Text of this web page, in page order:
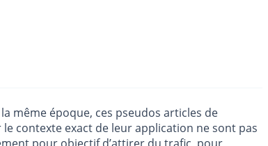
même époque, ces pseudos articles de
contexte exact de leur application ne sont pas